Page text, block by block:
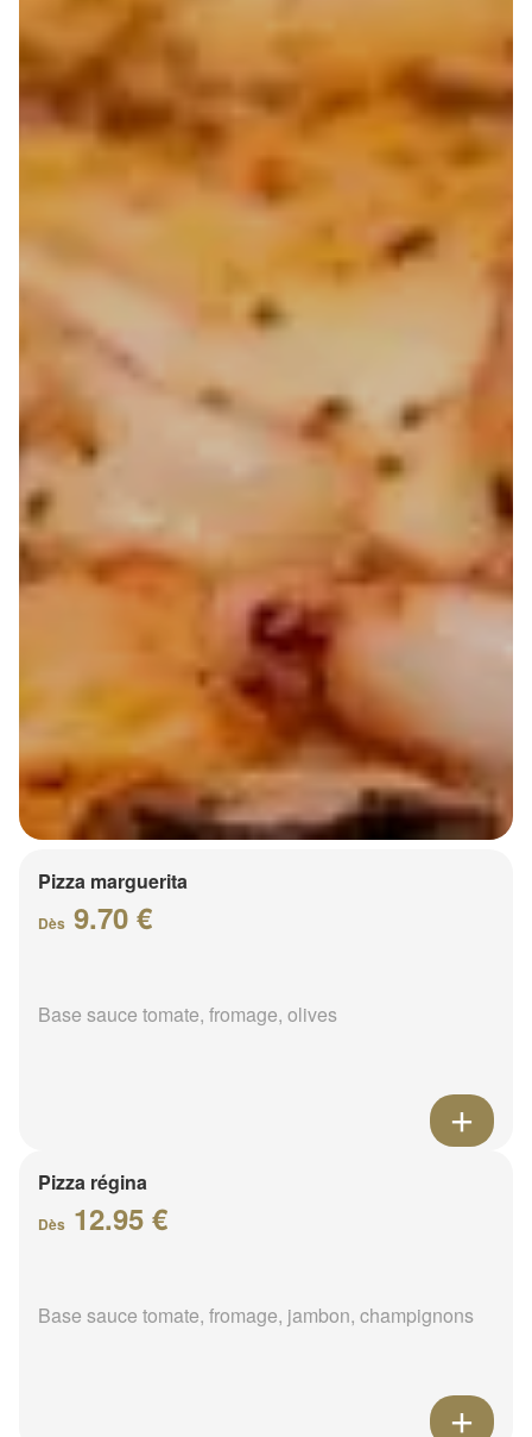
Pizza marguerita
Dès 9.70 €
Base sauce tomate, fromage, olives
Pizza régina
Dès 12.95 €
Base sauce tomate, fromage, jambon, champignons